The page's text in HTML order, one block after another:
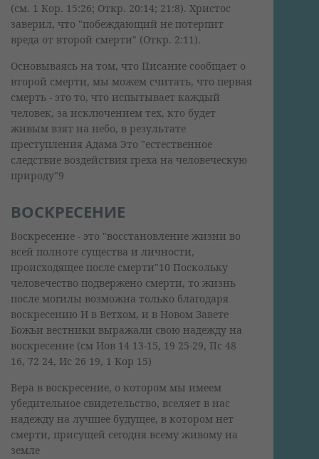
(см. 1 Кор. 15:26; Откр. 20:14; 21:8). Христос
заверил, что "побеждающий не потерпит
вреда от второй смерти" (Откр. 2:11).
Основываясь на том, что Писание сообщает о
второй смерти, мы можем считать, что первая
смерть - это то, что испытывает каждый
человек, за исключением тех, кто будет
живым взят на небо, в результате
преступления Адама Это "естественное
следствие воздействия греха на человеческую
природу"9
ВОСКРЕСЕНИЕ
Воскресение - это "восстановление жизни во
всей полноте существа и личности,
происходящее после смерти"10 Поскольку
человечество подвержено смерти, то жизнь
после могилы возможна только благодаря
воскресению И в Ветхом, и в Новом Завете
Божьи вестники выражали свою надежду на
воскресение (см Иов 14 13-15, 19 25-29, Пс 48
16, 72 24, Ис 26 19, 1 Кор 15)
Вера в воскресение, о котором мы имеем
убедительное свидетельство, вселяет в нас
надежду на лучшее будущее, в котором нет
смерти, присущей сегодня всему живому на
земле